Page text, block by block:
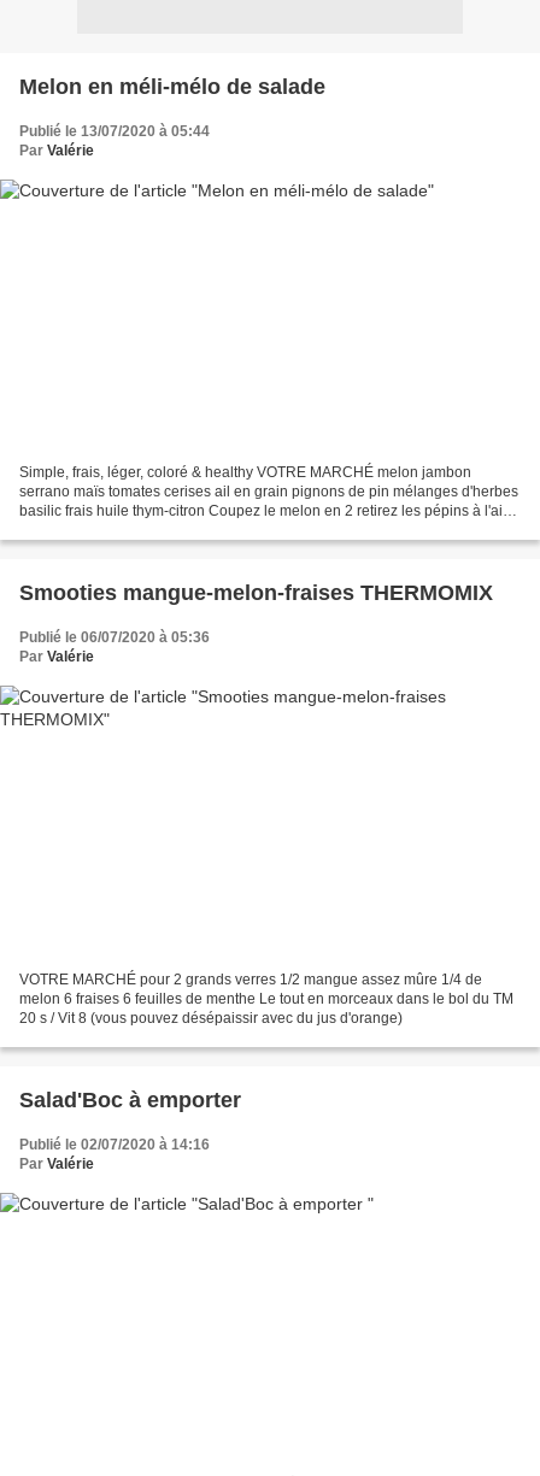
Melon en méli-mélo de salade
Publié le 13/07/2020 à 05:44
Par Valérie
Simple, frais, léger, coloré & healthy VOTRE MARCHÉ melon jambon
serrano maïs tomates cerises ail en grain pignons de pin mélanges d'herbes
basilic frais huile thym-citron Coupez le melon en 2 retirez les pépins à l'aide
Smooties mangue-melon-fraises THERMOMIX
Publié le 06/07/2020 à 05:36
Par Valérie
VOTRE MARCHÉ pour 2 grands verres 1/2 mangue assez mûre 1/4 de
melon 6 fraises 6 feuilles de menthe Le tout en morceaux dans le bol du TM
20 s / Vit 8 (vous pouvez désépaissir avec du jus d'orange)
Salad'Boc à emporter
Publié le 02/07/2020 à 14:16
Par Valérie